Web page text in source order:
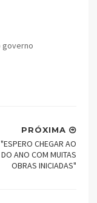
governo
PRÓXIMA
CHEGAR AO
ANO COM MUITAS
OBRAS INICIADAS"